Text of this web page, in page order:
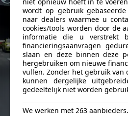
wordt op gebruik
naar dealers waarmee u
cookies/tools worden door de
informatie die u verstrekt
financieringsaanvragen
slaan en deze binnen deze
hergebruiken om nieuwe
vullen. Zonder het gebruik van
kunnen dergelijke
gedeeltelijk niet worden
We werken met 263 aanbieders.